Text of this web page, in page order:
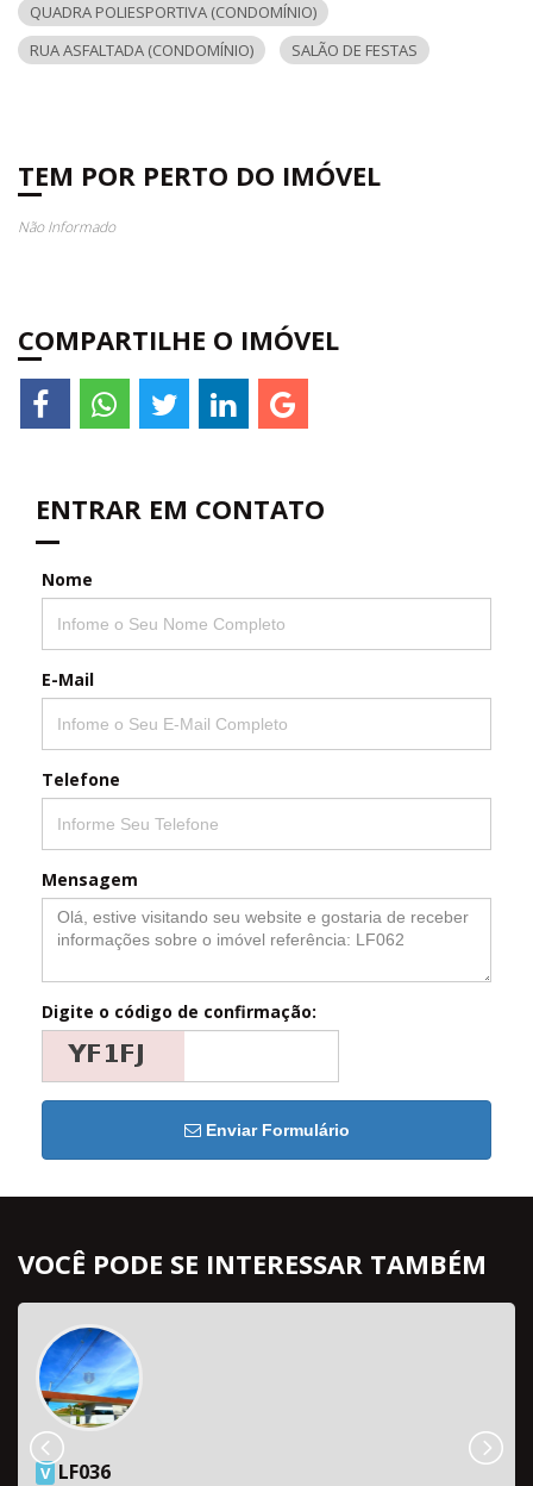
QUADRA POLIESPORTIVA (CONDOMÍNIO)
RUA ASFALTADA (CONDOMÍNIO)
SALÃO DE FESTAS
TEM POR PERTO DO IMÓVEL
Não Informado
COMPARTILHE O IMÓVEL
ENTRAR EM CONTATO
Nome
E-Mail
Telefone
Mensagem
Digite o código de confirmação:
Enviar Formulário
VOCÊ PODE SE INTERESSAR TAMBÉM
V LF036